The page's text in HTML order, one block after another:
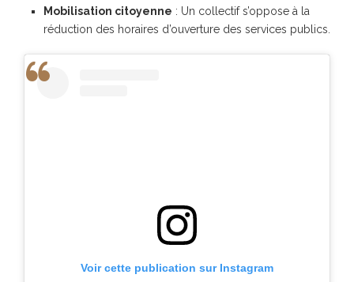
Mobilisation citoyenne : Un collectif s’oppose à la
réduction des horaires d’ouverture des services publics.
Voir cette publication sur Instagram